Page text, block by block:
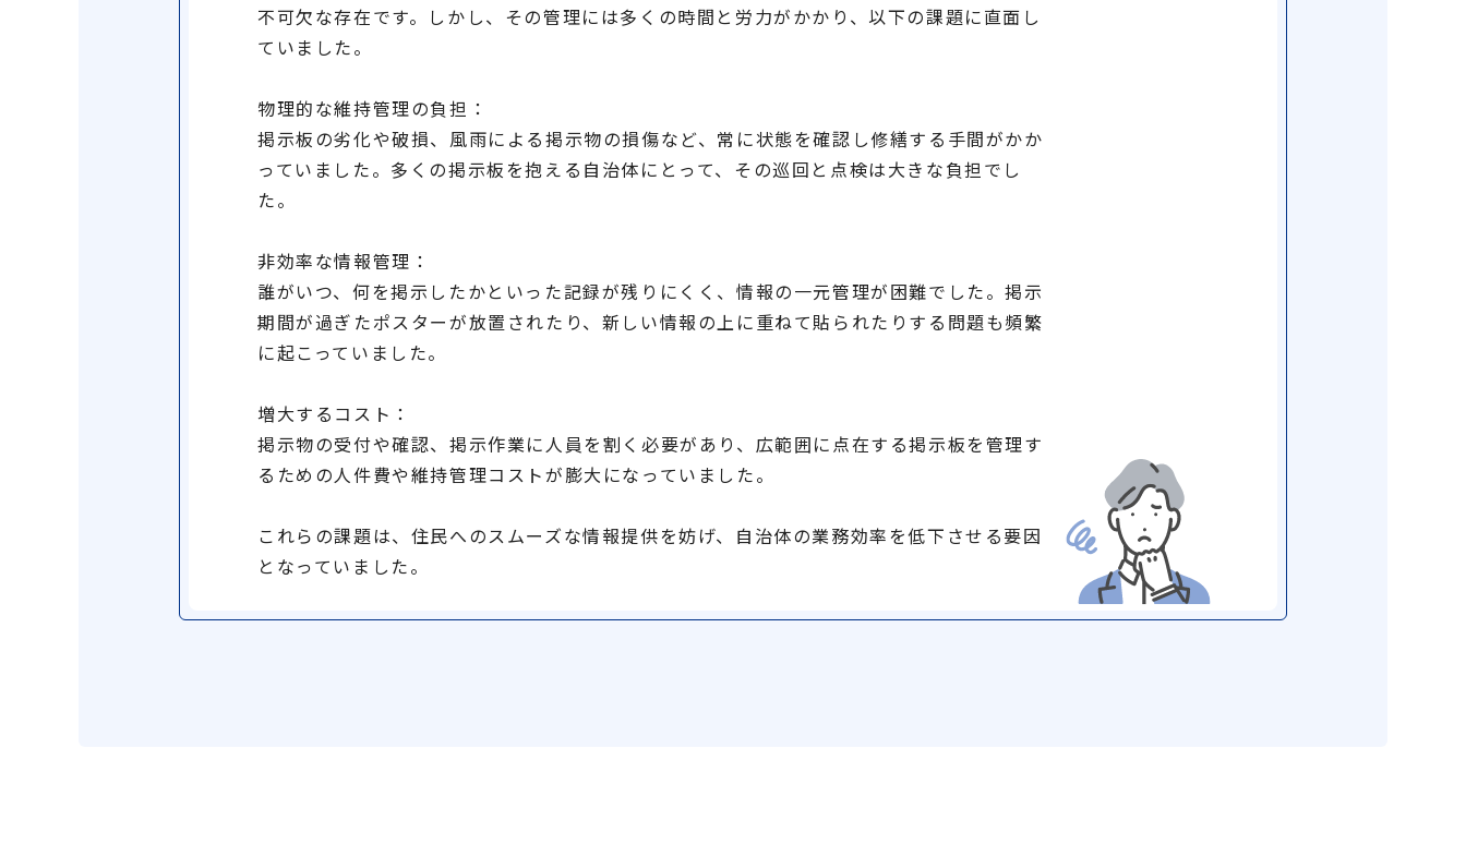
不可欠な存在です。しかし、その管理には多くの時間と労力がかかり、以下の課題に直面し
ていました。
物理的な維持管理の負担：
掲示板の劣化や破損、風雨による掲示物の損傷など、常に状態を確認し修繕する手間がかか
っていました。多くの掲示板を抱える自治体にとって、その巡回と点検は大きな負担でし
た。
非効率な情報管理：
誰がいつ、何を掲示したかといった記録が残りにくく、情報の一元管理が困難でした。掲示
期間が過ぎたポスターが放置されたり、新しい情報の上に重ねて貼られたりする問題も頻繁
に起こっていました。
増大するコスト：
掲示物の受付や確認、掲示作業に人員を割く必要があり、広範囲に点在する掲示板を管理す
るための人件費や維持管理コストが膨大になっていました。
これらの課題は、住民へのスムーズな情報提供を妨げ、自治体の業務効率を低下させる要因
となっていました。